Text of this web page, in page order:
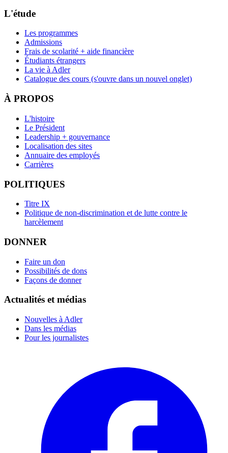
L'étude
Les programmes
Admissions
Frais de scolarité + aide financière
Étudiants étrangers
La vie à Adler
Catalogue des cours (s'ouvre dans un nouvel onglet)
À PROPOS
L'histoire
Le Président
Leadership + gouvernance
Localisation des sites
Annuaire des employés
Carrières
POLITIQUES
Titre IX
Politique de non-discrimination et de lutte contre le
harcèlement
DONNER
Faire un don
Possibilités de dons
Façons de donner
Actualités et médias
Nouvelles à Adler
Dans les médias
Pour les journalistes